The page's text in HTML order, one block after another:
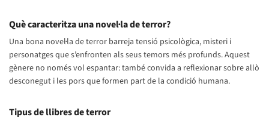
Què caracteritza una novel·la de terror?
Una bona novel·la de terror barreja tensió psicològica, misteri i
personatges que s’enfronten als seus temors més profunds. Aquest
gènere no només vol espantar: també convida a reflexionar sobre allò
desconegut i les pors que formen part de la condició humana.
Tipus de llibres de terror